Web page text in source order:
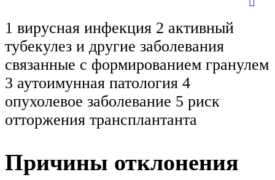
1 вирусная инфекция 2 активный
тубекулез и другие заболевания
связанные с формированием гранулем
3 аутоимунная патология 4
опухолевое заболевание 5 риск
отторжения трансплантанта
Причины отклонения